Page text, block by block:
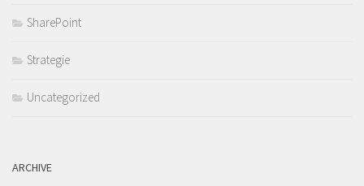
SharePoint
Strategie
Uncategorized
ARCHIVE